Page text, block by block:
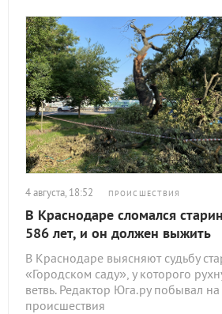
4 августа, 18:52 ПРОИСШЕСТВИЯ
В Краснодаре сломался
586 лет, и он должен выжить
В Краснодаре выясняют судьбу
«Городском саду», у которого
ветвь. Редактор Юга.ру побывал на
происшествия